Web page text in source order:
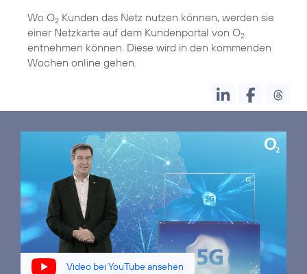
Wo O2 Kunden das Netz nutzen können, werden sie
einer Netzkarte auf dem Kundenportal von O2
entnehmen können. Diese wird in den kommenden
Wochen online gehen.
Video bei YouTube ansehen